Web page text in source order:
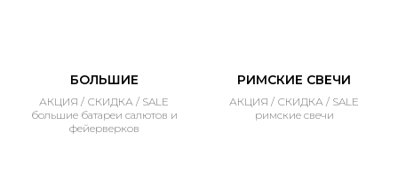
БОЛЬШИЕ
АКЦИЯ / СКИДКА / SALE
большие батареи салютов и
фейерверков
РИМСКИЕ СВЕЧИ
АКЦИЯ / СКИДКА / SALE
римские свечи